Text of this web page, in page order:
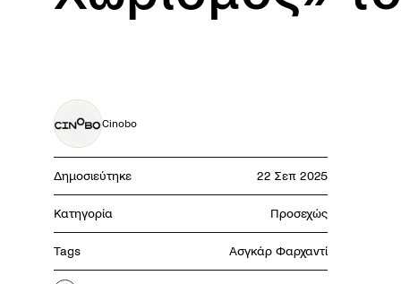
Cinobo
Δημοσιεύτηκε 22 Σεπ 2025
Κατηγορία Προσεχώς
Tags Ασγκάρ Φαρχαντί